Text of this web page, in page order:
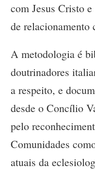
com Jesus Cristo
de relacionamento
A metodologia é
doutrinadores
a respeito, e
desde o Concílio
pelo
Comunidades
atuais da